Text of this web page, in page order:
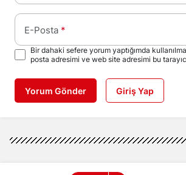
E-Posta *
Bir dahaki sefere yorum yaptığımda
posta adresimi ve web site adresimi bu
Yorum Gönder Giriş Yap